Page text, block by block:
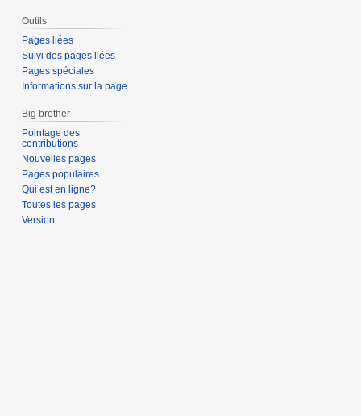
Outils
Pages liées
Suivi des pages liées
Pages spéciales
Informations sur la page
Big brother
Pointage des
contributions
Nouvelles pages
Pages populaires
Qui est en ligne?
Toutes les pages
Version